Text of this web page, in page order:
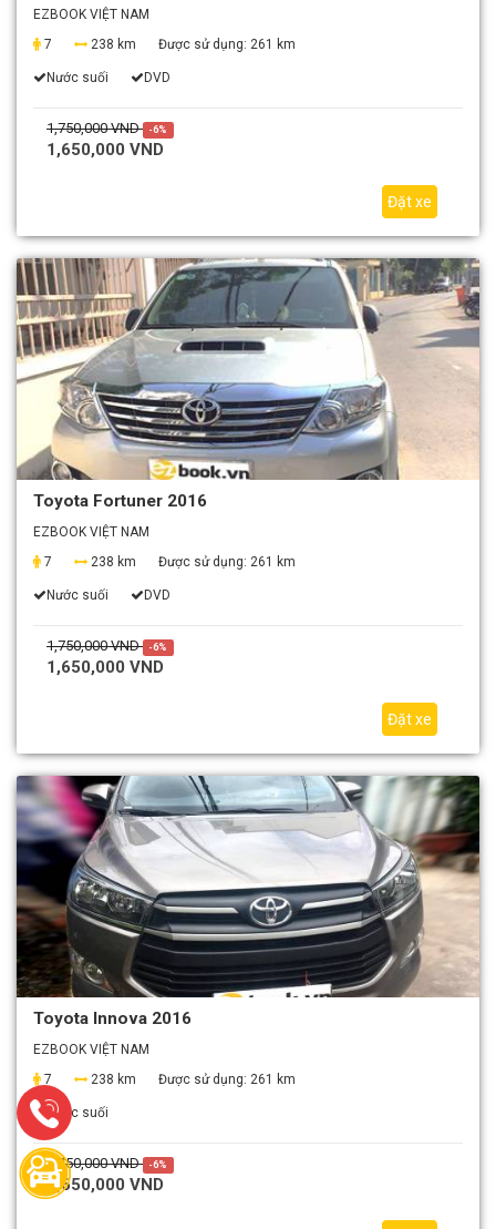
EZBOOK VIỆT NAM
7
238 km Được sử dụng: 261 km
Nước suối DVD
1,750,000 VND -6%
1,650,000 VND
Đặt xe
Toyota Fortuner 2016
EZBOOK VIỆT NAM
7
238 km Được sử dụng: 261 km
Nước suối DVD
1,750,000 VND -6%
1,650,000 VND
Đặt xe
Toyota Innova 2016
EZBOOK VIỆT NAM
7
238 km Được sử dụng: 261 km
Nước suối
1,750,000 VND -6%
1,650,000 VND